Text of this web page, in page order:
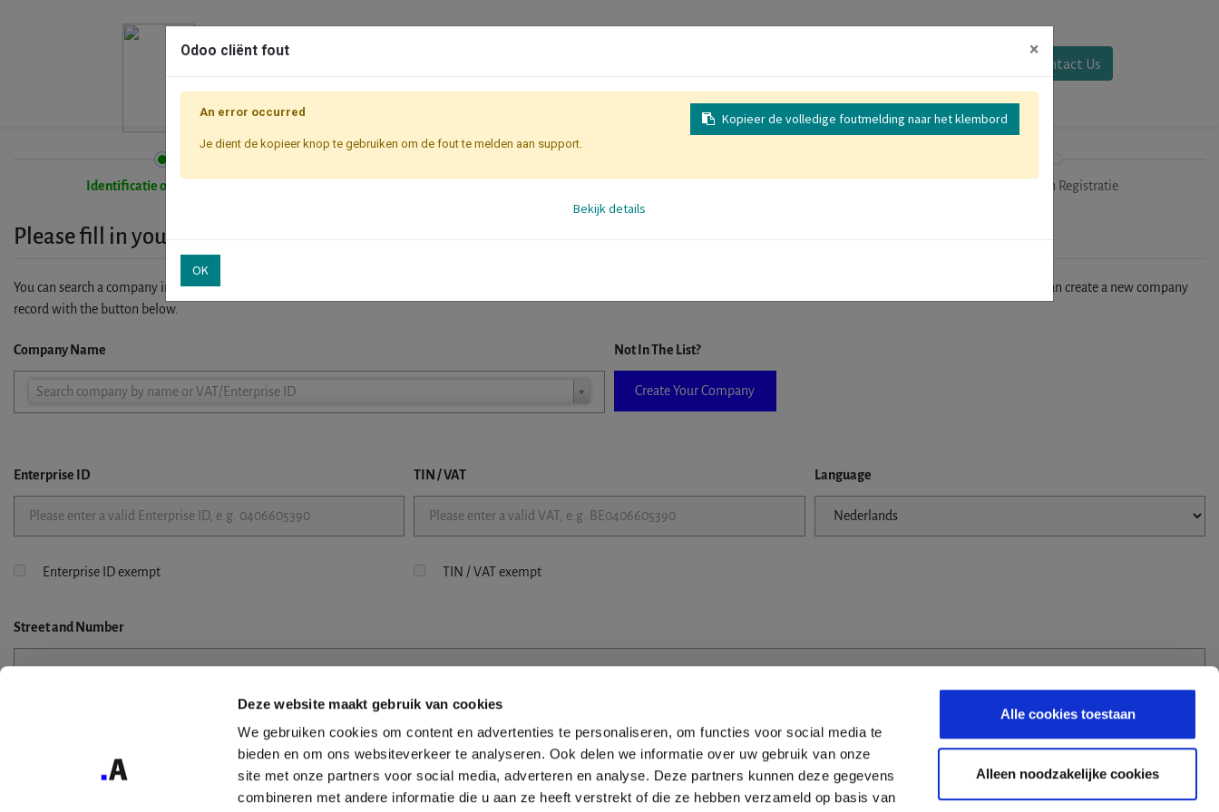
Deze website maakt gebruik van cookies
We gebruiken cookies om content en advertenties te personaliseren, om functies voor social media te
bieden en om ons websiteverkeer te analyseren. Ook delen we informatie over uw gebruik van onze
site met onze partners voor social media, adverteren en analyse. Deze partners kunnen deze gegevens
combineren met andere informatie die u aan ze heeft verstrekt of die ze hebben verzameld op basis van
Alle cookies toestaan
Alleen noodzakelijke cookies
Contact Us
Identificatie onderneming Uitchecken Registratie
Please fill in your company details
You can search a company in our database by name, VAT or enterprise ID. When a company is selected it will auto-complete the form. If you don't find your company in our database, you can create a new company
record with the button below.
Company Name
Search company by name or VAT/Enterprise ID
Company
Not In The List?
Create Your Company
Enterprise ID TIN / VAT Language
Enterprise ID exempt TIN / VAT exempt
Streetand Number
Odoo cliënt fout ×
Kopieer de volledige foutmelding naar het klembord
An error occurred
Je dient de kopieer knop te gebruiken om de fout te melden aan support.
Bekijk details
OK